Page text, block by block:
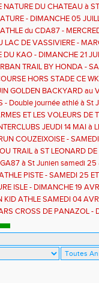
NATURE DU CHATEAU à
- DIMANCHE 05
du CDA87 -
LAC DE VASSIVIERE -
- TDLV c'est ce WK
DU KAO - DIMANCHE 21
TRAIL BY HONDA -
HORS STADE CE
GOLDEN BACKYARD au
LEGENDES à BLOND
- Double journée athlé à St
ET LES VOLEURS
JEUDI 14 MAI à
COUZEIXOISE -
TRAIL à ST LEONARD
à St Junien samedi 25
Chervix - dimanche
PISTE - SAMEDI 25
ISLE - DIMANCHE 19
KID ATHLE SAMEDI 04
CROSS DE PANAZOL -